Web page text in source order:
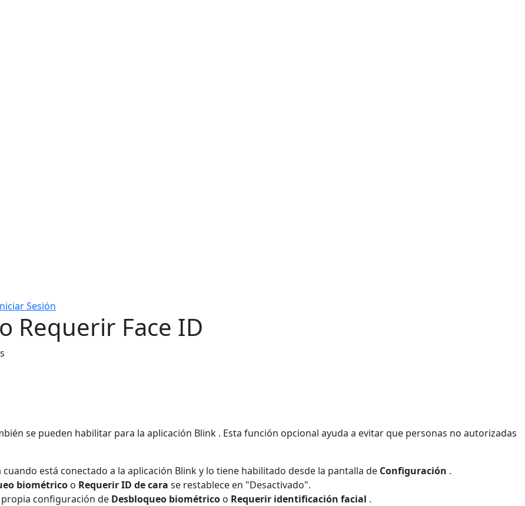
Sesión
Requerir Face ID
se pueden habilitar para la aplicación Blink . Esta función opcional ayuda a evitar que personas no autorizadas
está conectado a la aplicación Blink y lo tiene habilitado desde la pantalla de Configuración .
biométrico o Requerir ID de cara se restablece en "Desactivado".
propia configuración de Desbloqueo biométrico o Requerir identificación facial .